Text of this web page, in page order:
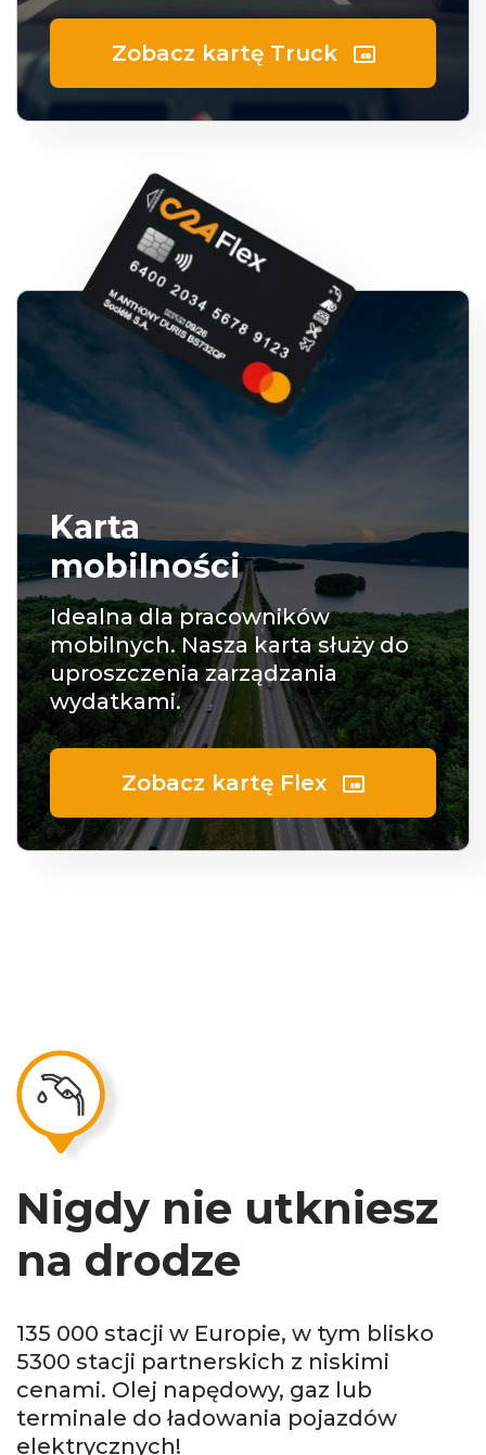
Zobacz kartę Truck
Karta
mobilności
Idealna dla pracowników
mobilnych. Nasza karta służy do
uproszczenia zarządzania
wydatkami.
Zobacz kartę Flex
Nigdy nie utkniesz
na drodze
135 000 stacji w Europie, w tym blisko
5300 stacji partnerskich z niskimi
cenami. Olej napędowy, gaz lub
terminale do ładowania pojazdów
elektrycznych!